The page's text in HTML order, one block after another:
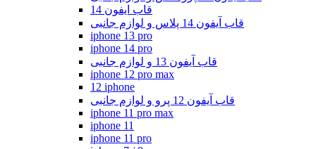
قاب ایفون 14
قاب آیفون 14 پلاس و لوازم جانبی
iphone 13 pro
iphone 14 pro
قاب آیفون 13 و لوازم جانبی
iphone 12 pro max
12 iphone
قاب آیفون 12 پرو و لوازم جانبی
iphone 11 pro max
iphone 11
iphone 11 pro